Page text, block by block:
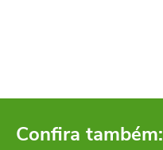
Confira também: